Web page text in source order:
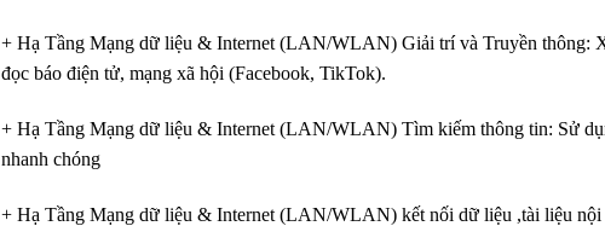
+ Hạ Tầng Mạng dữ liệu & Internet (LAN/WLAN) Giải trí và Truyền thông:
đọc báo điện tử, mạng xã hội (Facebook, TikTok).
+ Hạ Tầng Mạng dữ liệu & Internet (LAN/WLAN) Tìm kiếm thông tin: Sử
nhanh chóng
+ Hạ Tầng Mạng dữ liệu & Internet (LAN/WLAN) kết nối dữ liệu ,tài liệu nội